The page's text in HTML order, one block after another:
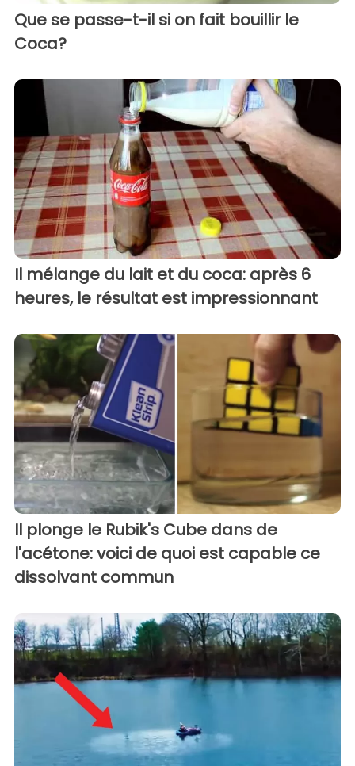
Que se passe-t-il si on fait bouillir le
Coca?
Il mélange du lait et du coca: après 6
heures, le résultat est impressionnant
Il plonge le Rubik's Cube dans de
l'acétone: voici de quoi est capable ce
dissolvant commun